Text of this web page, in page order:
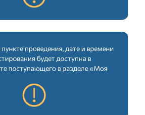
проведения, дате и времени
будет доступна в
поступающего в разделе «Моя